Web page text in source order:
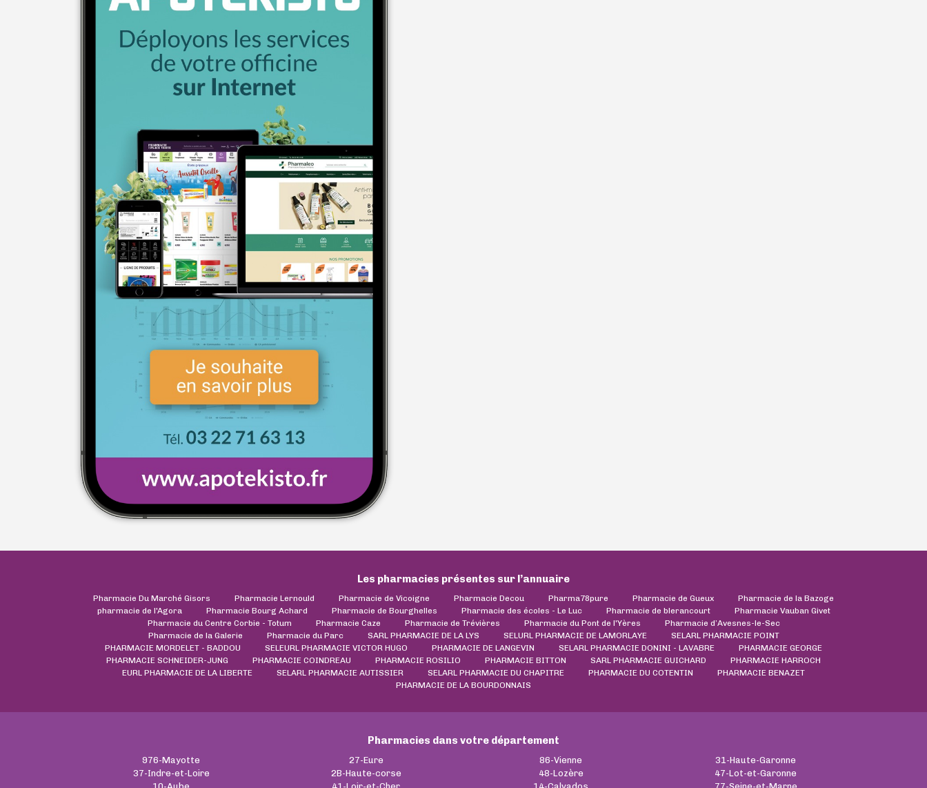
Les pharmacies présentes sur l’annuaire
Pharmacie Du Marché Gisors Pharmacie Lernould Pharmacie de Vicoigne Pharmacie Decou Pharma78pure Pharmacie de Gueux
Pharmacie de la Bazoge
pharmacie de l'Agora
Pharmacie Bourg Achard Pharmacie de Bourghelles Pharmacie des écoles - Le Luc Pharmacie de blerancourt
Pharmacie Vauban Givet
Pharmacie du Centre Corbie - Totum
Pharmacie Caze Pharmacie de Trévières Pharmacie du Pont de l'Yères
Pharmacie d’Avesnes-le-Sec
Pharmacie de la Galerie
Pharmacie du Parc SARL PHARMACIE DE LA LYS SELURL PHARMACIE DE LAMORLAYE
SELARL PHARMACIE POINT
PHARMACIE MORDELET - BADDOU
SELEURL PHARMACIE VICTOR HUGO PHARMACIE DE LANGEVIN SELARL PHARMACIE DONINI - LAVABRE
PHARMACIE GEORGE
PHARMACIE SCHNEIDER-JUNG
PHARMACIE COINDREAU PHARMACIE ROSILIO PHARMACIE BITTON SARL PHARMACIE GUICHARD
PHARMACIE HARROCH
EURL PHARMACIE DE LA LIBERTE
SELARL PHARMACIE AUTISSIER SELARL PHARMACIE DU CHAPITRE PHARMACIE DU COTENTIN
PHARMACIE BENAZET
PHARMACIE DE LA BOURDONNAIS
Pharmacies dans votre département
976-Mayotte
37-Indre-et-Loire
27-Eure
2B-Haute-corse
86-Vienne
48-Lozère
31-Haute-Garonne
47-Lot-et-Garonne